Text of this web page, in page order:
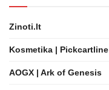
Zinoti.lt
Kosmetika | Pickcartline
AOGX | Ark of Genesis